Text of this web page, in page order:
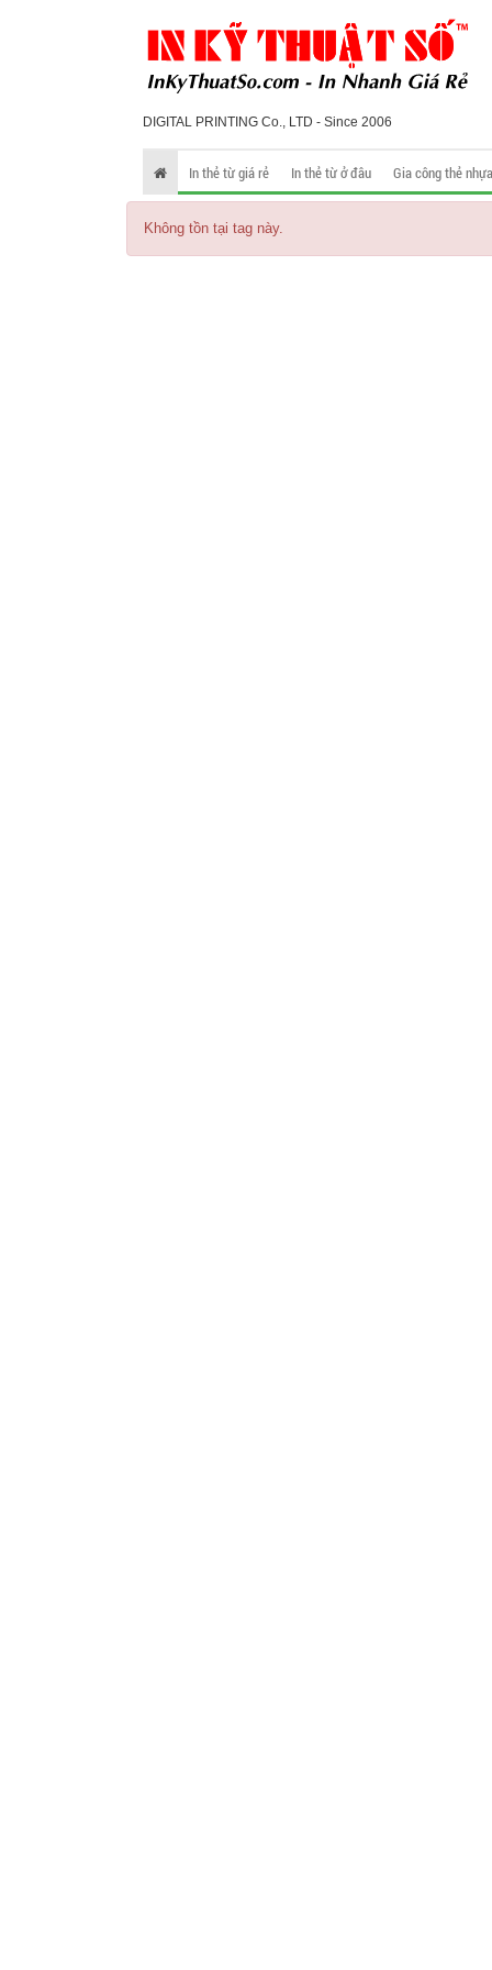
DIGITAL PRINTING Co., LTD - Since 2006
In thẻ từ giá rẻ In thẻ từ ở đâu Gia công thẻ nhựa
Không tồn tại tag này.